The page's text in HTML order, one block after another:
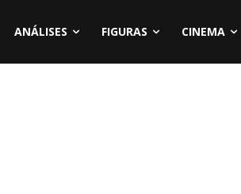
ANÁLISES FIGURAS CINEMA